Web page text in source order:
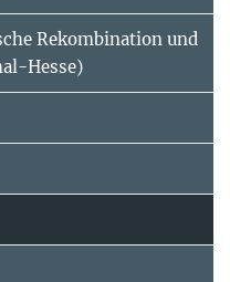
Rekombination und
Hesse)